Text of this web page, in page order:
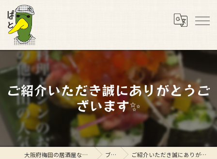
ご紹介いただき誠にありがとうご
ざいます✨
大阪府梅田の居酒屋ならスタンド ぱと ブログ ご紹介いただき誠にありがとうございます✨